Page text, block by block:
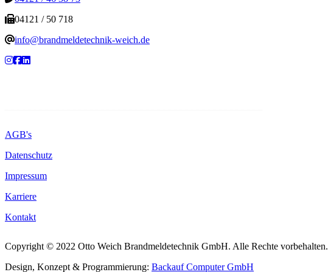
04121 / 50 718
info@brandmeldetechnik-weich.de
AGB's
Datenschutz
Impressum
Karriere
Kontakt
Copyright © 2022 Otto Weich Brandmeldetechnik GmbH. Alle Rechte vorbehalten.
Design, Konzept & Programmierung: Backauf Computer GmbH